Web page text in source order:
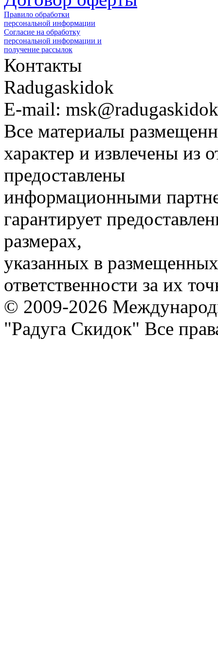
Правило обработки
персональной информации
Согласие на обработку
персональной информации и
получение рассылок
Контакты
Radugaskidok
E-mail:
Все материалы
характер и извлечены из
предоставлены
информационными
гарантирует
размерах,
указанных в
ответственности за их
© 2009-2026
"Радуга Скидок" Все